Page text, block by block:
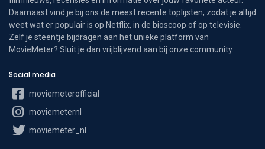
Daarnaast vind je bij ons de meest recente toplijsten, zodat je altijd
weet wat er populair is op Netflix, in de bioscoop of op televisie.
Zelf je steentje bijdragen aan het unieke platform van
MovieMeter? Sluit je dan vrijblijvend aan bij onze community.
Social media
moviemeterofficial
moviemeternl
moviemeter_nl